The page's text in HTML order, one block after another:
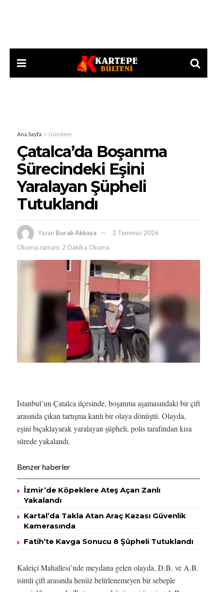
Ana Sayfa Gündem
Çatalca’da Boşanma
Sürecindeki Eşini
Yaralayan Şüpheli
Tutuklandı
Yazan Burak Akkaya
2 Temmuz 2026
Okuma zamanı: 2 Dakika Okuma
İstanbul’un Çatalca ilçesinde, boşanma aşamasındaki bir çift
arasında çıkan tartışma kanlı bir olaya dönüştü. Olayda,
eşini bıçaklayarak yaralayan şüpheli, polis tarafından kısa
sürede yakalandı.
Benzer haberler
İzmir’de Köpeklere Ateş Açan Zanlı
Yakalandı
Kartal’da Takla Atan Araç Kazası Güvenlik
Kamerasında
Fatih’te Kavga Sonucu 8 Şüpheli Tutuklandı
Kaleiçi Mahallesi’nde meydana gelen olayda, D.B. ve A.B.
isimli çift arasında henüz belirlenemeyen bir sebeple